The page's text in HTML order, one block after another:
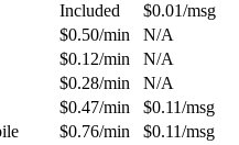
Included $0.01/msg
$0.50/min
N/A
$0.12/min
N/A
$0.28/min
N/A
$0.47/min $0.11/msg
$0.76/min $0.11/msg